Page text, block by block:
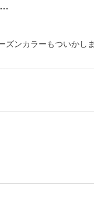
…
ンカラーもついかし